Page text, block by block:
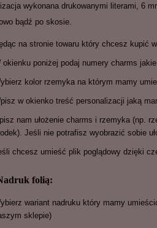
wykonana drukowanymi literami, 6
bądź po skosie.
na stronie towaru który chcesz kupić
okienku poniżej podaj numery charms
kolor rzemyka na którym mamy
w okienko treść personalizacji jaką
nam ułożenie charms i rzemyka (np.
Jeśli nie potrafisz wyobrazić sobie
chcesz umieść plik poglądowy dzięki
folią:
wariant nadruku który mamy
sklepie)